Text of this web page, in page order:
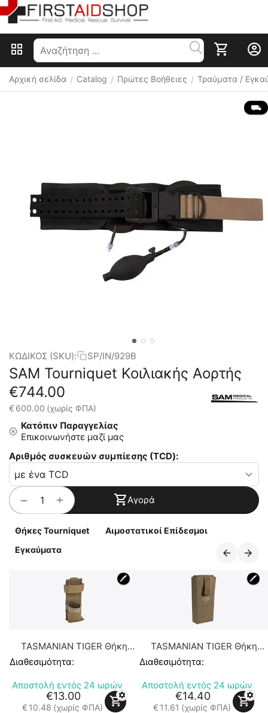
Αρχική σελίδα / Catalog / Πρώτες Βοήθειες / Τραύματα /
⛟
ΚΩΔΙΚΟΣ (SKU): SP/IN/929B
SAM Tourniquet Κοιλιακής Αορτής
€744.00
€600.00 (χωρίς ΦΠΑ)
Κατόπιν Παραγγελίας
Επικοινωνήστε μαζί μας
Αριθμός συσκευών συμπίεσης (ΤCD):
+
− Αγορά
Θήκες Tourniquet
Αιμοστατικοί Επίδεσμοι
Εγκαύματα
🖍
TASMANIAN TIGER Θήκη
Tourniquet
Διαθεσιμότητα:
Αποστολή εντός 24 ωρών
€13.00
€ 10.48 (χωρίς ΦΠΑ)
🖍
TASMANIAN TIGER Θήκη
Tourniquet II
Διαθεσιμότητα:
Αποστολή εντός 24 ωρών
€14.40
€11.61 (χωρίς ΦΠΑ)